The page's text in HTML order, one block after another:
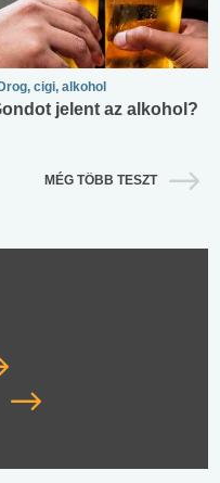
cigi, alkohol
jelent az alkohol?
MÉG TÖBB TESZT